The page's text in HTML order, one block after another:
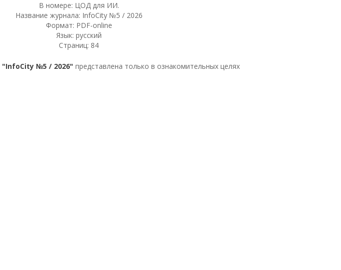
В номере: ЦОД для ИИ.
Название журнала: InfoCity №5 / 2026
Формат: PDF-online
Язык: русский
Страниц: 84
"InfoCity №5 / 2026" представлена только в ознакомительных целях